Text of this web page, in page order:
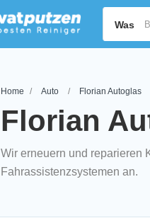
Was
Home Auto Florian Autoglas
Florian
Wir erneuern und reparieren
Fahrassistenzsystemen an.